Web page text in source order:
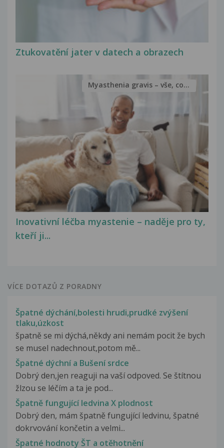
Ztukovatění jater v datech a obrazech
Inovativní léčba myastenie – naděje pro ty,
kteří ji...
Myasthenia gravis – vše, co...
VÍCE DOTAZŮ Z PORADNY
Špatné dýchání,bolesti hrudi,prudké zvýšení
tlaku,úzkost
špatně se mi dýchá,někdy ani nemám pocit že bych
se musel nadechnout,potom mě...
Špatné dýchní a Bušení srdce
Dobrý den,jen reaguji na vaší odpoved. Se štítnou
žlzou se léčím a ta je pod...
Špatně fungující ledvina X plodnost
Dobrý den, mám špatně fungující ledvinu, špatné
dokrvování končetin a velmi...
Špatné hodnoty ŠT a otěhotnění